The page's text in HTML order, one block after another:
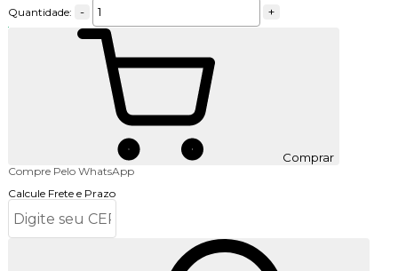
Quantidade:
- +
Comprar
Compre Pelo WhatsApp
Calcule Frete e Prazo